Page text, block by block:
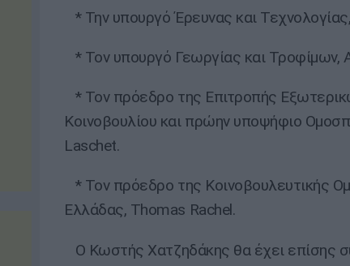
* Την υπουργό Έρευνας και
* Τον υπουργό Γεωργίας και Τροφίμων,
* Τον πρόεδρο της Επιτροπής
Κοινοβουλίου και πρώην υποψήφιο
Laschet.
* Τον πρόεδρο της Κοινοβουλευτικής
Ελλάδας, Thomas Rachel.
Ο Κωστής Χατζηδάκης θα έχει επίσης